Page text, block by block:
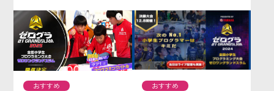
ング大会 ゼロワングラン
ドスラム 2026」をご紹介
します。お子さんの「好
き」や「得意」をぐんと
伸ばすきっかけ […]
ドスラム」、通称「ゼロ
グラ」の第4回大会が、池
袋・サンシャインシティ
（東京都豊島区）で開
催。 今大会 […]
おすすめ おすすめ